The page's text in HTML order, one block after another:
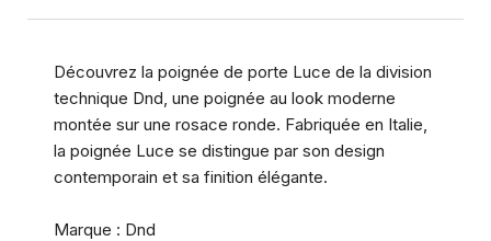
Découvrez la poignée de porte Luce de la division
technique Dnd, une poignée au look moderne
montée sur une rosace ronde. Fabriquée en Italie,
la poignée Luce se distingue par son design
contemporain et sa finition élégante.
Marque : Dnd